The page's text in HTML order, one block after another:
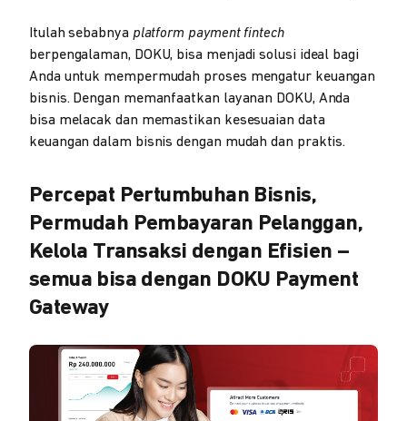
Itulah sebabnya platform payment fintech
berpengalaman, DOKU, bisa menjadi solusi ideal bagi
Anda untuk mempermudah proses mengatur keuangan
bisnis. Dengan memanfaatkan layanan DOKU, Anda
bisa melacak dan memastikan kesesuaian data
keuangan dalam bisnis dengan mudah dan praktis.
Percepat Pertumbuhan Bisnis,
Permudah Pembayaran Pelanggan,
Kelola Transaksi dengan Efisien –
semua bisa dengan DOKU Payment
Gateway